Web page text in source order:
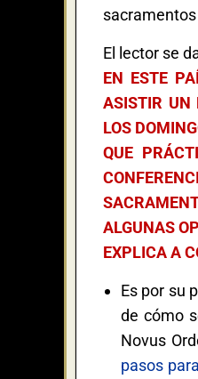
El lector se
EN ESTE
ASISTIR UN
LOS
QUE
ALGUNAS
EXPLICA A
Es por su
de cómo
Novus
pasos